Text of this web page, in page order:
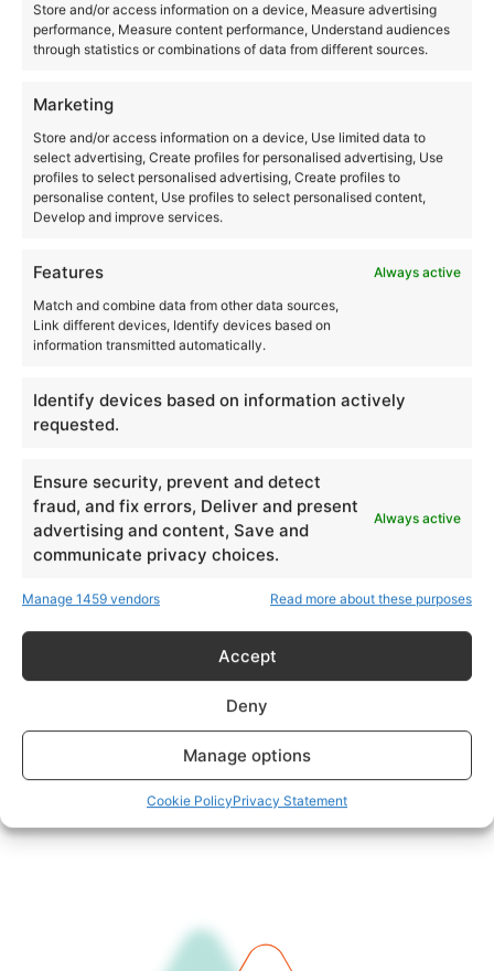
Store and/or access information on a device, Measure advertising
performance, Measure content performance, Understand audiences
through statistics or combinations of data from different sources.
Marketing
Store and/or access information on a device, Use limited data to
select advertising, Create profiles for personalised advertising, Use
profiles to select personalised advertising, Create profiles to
personalise content, Use profiles to select personalised content,
Develop and improve services.
Features
Always active
Match and combine data from other data sources,
Link different devices, Identify devices based on
information transmitted automatically.
Identify devices based on information actively
requested.
Ensure security, prevent and detect
fraud, and fix errors, Deliver and present
advertising and content, Save and
communicate privacy choices.
Always active
Manage 1459 vendors Read more about these purposes
Accept
Deny
Manage options
Cookie PolicyPrivacy Statement
Rast pritiska na HR i menadžere
Problemi deluju nepovezano. Posledice se
sabiraju. Uzrok je često sistemski.
Kada se svaki simptom rešava zasebnim inicijativama,
rezultati su najčešće parcijalni i privremeni.
Kada se ovi signali ponavljaju, problem više nije
Potrebnoje